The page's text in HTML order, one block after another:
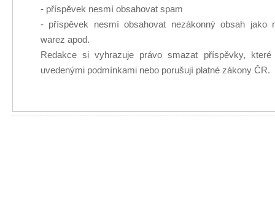
- příspěvek nesmí obsahovat spam
- příspěvek nesmí obsahovat nezákonný obsah jako
warez apod.
Redakce si vyhrazuje právo smazat příspěvky,
uvedenými podmínkami nebo porušují platné zákony ČR.